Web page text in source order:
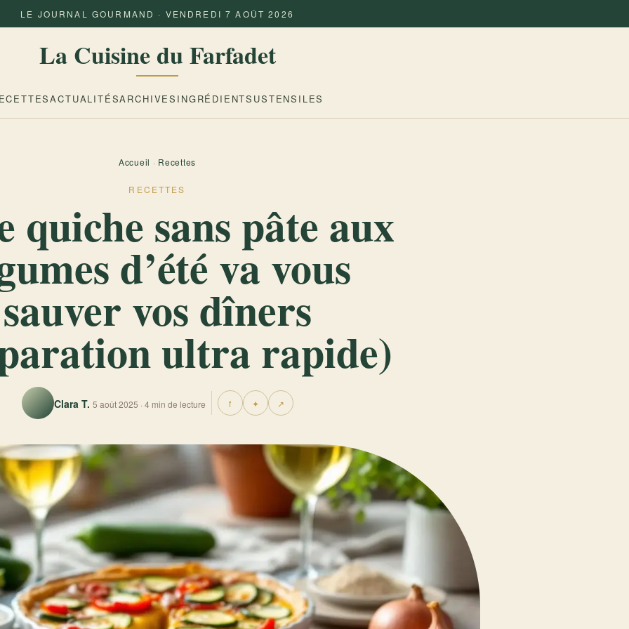
LE JOURNAL GOURMAND · VENDREDI 7 AOÛT 2026
La Cuisine du Farfadet
ACTUALITÉSARCHIVES INGRÉDIENTS USTENSILES
Accueil · Recettes
RECETTES
quiche sans pâte aux
d’été va vous
sauver vos dîners
ultra rapide)
Clara T. 5 août 2025 · 4 min de lecture f ✦ ↗